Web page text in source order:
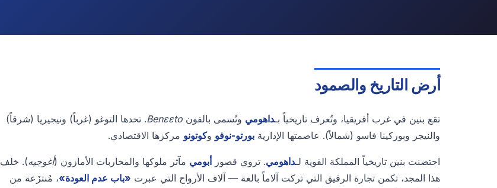
أرض التاريخ والصمود
تقع بنين في غرب أفريقيا، وتُعرف تاريخياً بـداهومي وتُسمى بالفون Benɛɛto. تحدها التوغو (غرباً) ونيجيريا (شرقاً)
والنيجر وبوركينا فاسو (شمالاً). عاصمتها الإدارية بورتو-نوفو وكوتونو مركزها الاقتصادي.
احتضنت بنين تاريخياً المملكة القوية لـداهومي. تروي قصور أبومي مآثر ملوكها والمحاربات الأمازون (أغوجيه). خلف
هذا المجد، تكمن تجارة الرقيق التي تركت آلاماً بالغة — آلاف الأرواح التي عبرت «باب عدم العودة»، مُنتزَعة من